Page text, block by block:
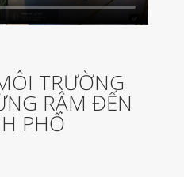
TRƯỜNG
RẬM ĐẾN
PHỐ